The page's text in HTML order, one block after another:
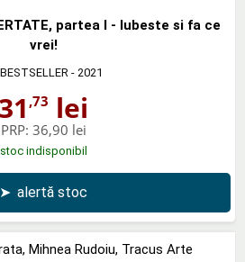
partea I - Iubeste si fa ce
vrei!
- 2021
31 ,73 lei
PRP: 36,90 lei
stoc indisponibil
➤ alertă stoc